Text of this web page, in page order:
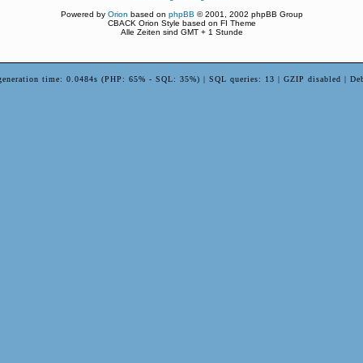
Powered by Orion based on phpBB © 2001, 2002 phpBB Group
CBACK Orion Style based on FI Theme
Alle Zeiten sind GMT + 1 Stunde
time: 0.0484s (PHP: 65% - SQL: 35%) | SQL queries: 13 | GZIP disabled |